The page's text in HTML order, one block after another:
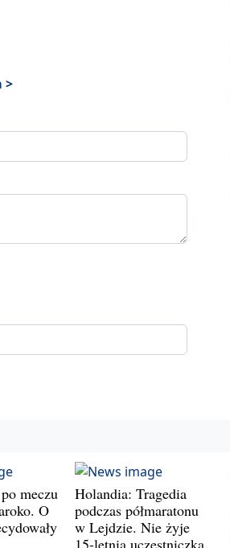
>
meczu
O
Holandia: Tragedia
podczas półmaratonu
w Lejdzie. Nie żyje
15-letnia uczestniczka